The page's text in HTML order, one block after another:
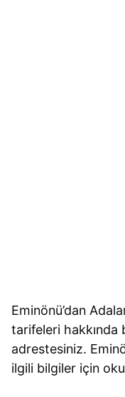
Eminönü’dan
tarifeleri hakkında
adrestesiniz.
ilgili bilgiler için